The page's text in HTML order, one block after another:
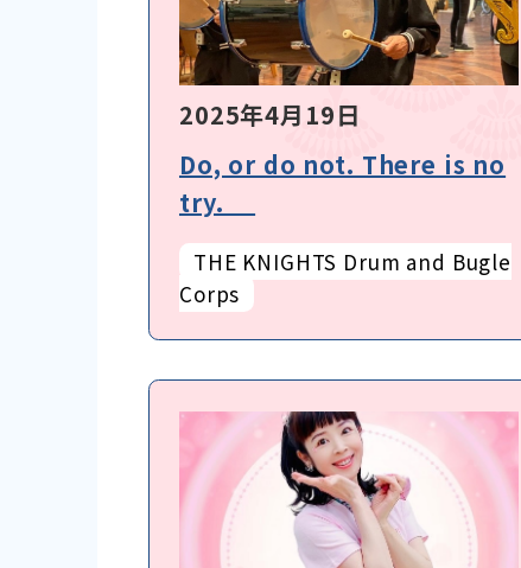
2025年4月19日
Do, or do not. There is no
try.
THE KNIGHTS Drum and Bugle
Corps